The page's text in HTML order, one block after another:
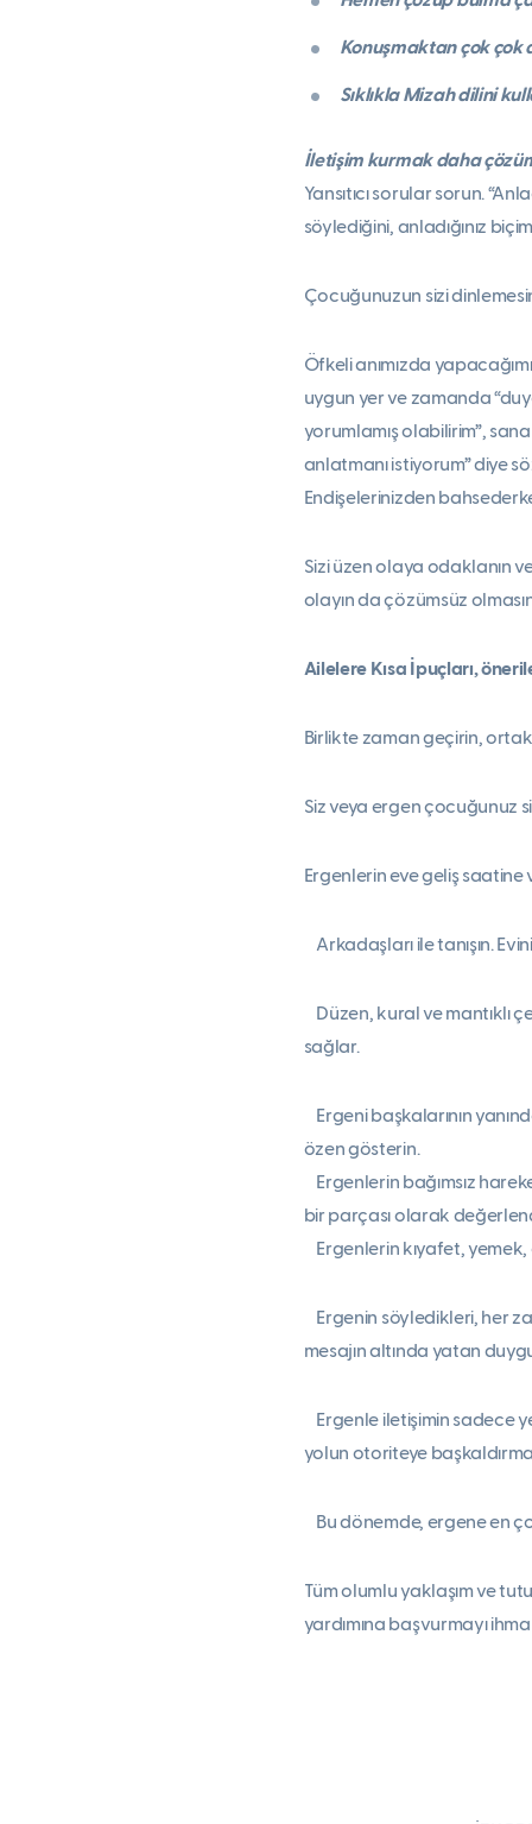
Konuşmaktan çok çok
Sıklıkla Mizah dilini
İletişim kurmak daha
Yansıtıcı sorular sorun.
söylediğini, anladığınız
Çocuğunuzun sizi
Öfkeli anımızda
uygun yer ve zamanda
yorumlamış olabilirim”,
anlatmanı istiyorum” diye
Endişelerinizden
Sizi üzen olaya odaklanın
olayın da çözümsüz
Ailelere Kısa İpuçları,
Birlikte zaman geçirin,
Siz veya ergen çocuğunuz
Ergenlerin eve geliş
Arkadaşları ile tanışın.
Düzen, kural ve mantıklı
sağlar.
Ergeni başkalarının
özen gösterin.
Ergenlerin bağımsız
bir parçası olarak
Ergenlerin kıyafet, yemek,
Ergenin söyledikleri, her
mesajın altında yatan
Ergenle iletişimin sadece
yolun otoriteye
Bu dönemde, ergene en
Tüm olumlu yaklaşım ve
yardımına başvurmayı